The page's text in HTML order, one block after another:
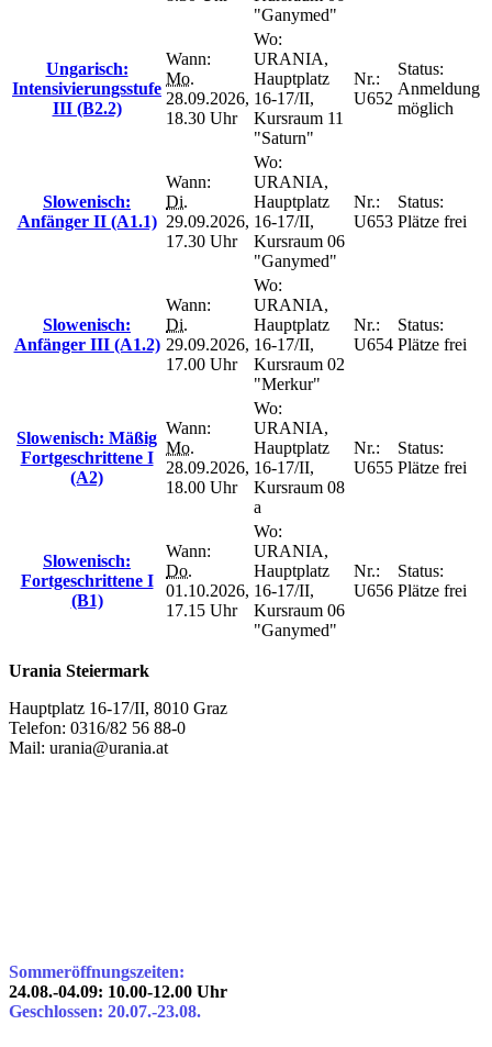
"Ganymed"
Ungarisch:
Intensivierungsstufe
III (B2.2)
Wann:
Mo.
28.09.2026,
18.30 Uhr
Wo:
URANIA,
Hauptplatz
16-17/II,
Kursraum 11
"Saturn"
Nr.:
U652
Status:
Anmeldung
möglich
Slowenisch:
Anfänger II (A1.1)
Wann:
Di.
29.09.2026,
17.30 Uhr
Wo:
URANIA,
Hauptplatz
16-17/II,
Kursraum 06
"Ganymed"
Nr.:
U653
Status:
Plätze frei
Slowenisch:
Anfänger III (A1.2)
Wann:
Di.
29.09.2026,
17.00 Uhr
Wo:
URANIA,
Hauptplatz
16-17/II,
Kursraum 02
"Merkur"
Nr.:
U654
Status:
Plätze frei
Slowenisch: Mäßig
Fortgeschrittene I
(A2)
Wann:
Mo.
28.09.2026,
18.00 Uhr
Wo:
URANIA,
Hauptplatz
16-17/II,
Kursraum 08
a
Nr.:
U655
Status:
Plätze frei
Slowenisch:
Fortgeschrittene I
(B1)
Wann:
Do.
01.10.2026,
17.15 Uhr
Wo:
URANIA,
Hauptplatz
16-17/II,
Kursraum 06
"Ganymed"
Nr.:
U656
Status:
Plätze frei
Urania Steiermark
Hauptplatz 16-17/II, 8010 Graz
Telefon: 0316/82 56 88-0
Mail: urania@urania.at
Sommeröffnungszeiten:
24.08.-04.09: 10.00-12.00 Uhr
Geschlossen: 20.07.-23.08.